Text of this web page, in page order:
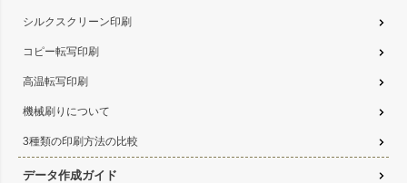
シルクスクリーン印刷
コピー転写印刷
高温転写印刷
機械刷りについて
3種類の印刷方法の比較
データ作成ガイド